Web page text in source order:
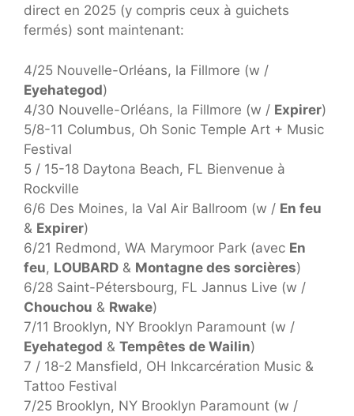
direct en 2025 (y compris ceux à guichets
fermés) sont maintenant:
4/25 Nouvelle-Orléans, la Fillmore (w /
Eyehategod)
4/30 Nouvelle-Orléans, la Fillmore (w / Expirer)
5/8-11 Columbus, Oh Sonic Temple Art + Music
Festival
5 / 15-18 Daytona Beach, FL Bienvenue à
Rockville
6/6 Des Moines, Ia Val Air Ballroom (w / En feu
& Expirer)
6/21 Redmond, WA Marymoor Park (avec En
feu, LOUBARD & Montagne des sorcières)
6/28 Saint-Pétersbourg, FL Jannus Live (w /
Chouchou & Rwake)
7/11 Brooklyn, NY Brooklyn Paramount (w /
Eyehategod & Tempêtes de Wailin)
7 / 18-2 Mansfield, OH Inkcarcération Music &
Tattoo Festival
7/25 Brooklyn, NY Brooklyn Paramount (w /